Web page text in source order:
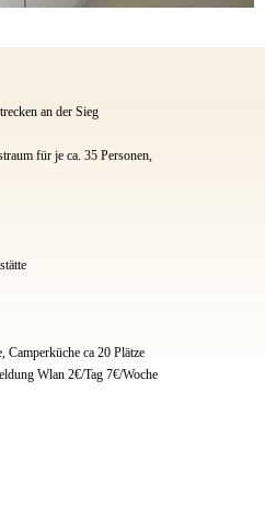
an der Sieg
für je ca. 35 Personen,
Camperküche ca 20 Plätze
Wlan 2€/Tag 7€/Woche